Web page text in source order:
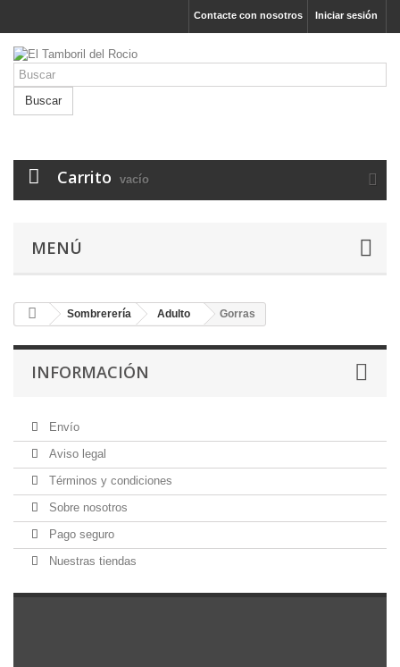
Iniciar sesión
Contacte con nosotros
Buscar
Carrito vacío
MENÚ
Sombrerería Adulto Gorras
INFORMACIÓN
Envío
Aviso legal
Términos y condiciones
Sobre nosotros
Pago seguro
Nuestras tiendas